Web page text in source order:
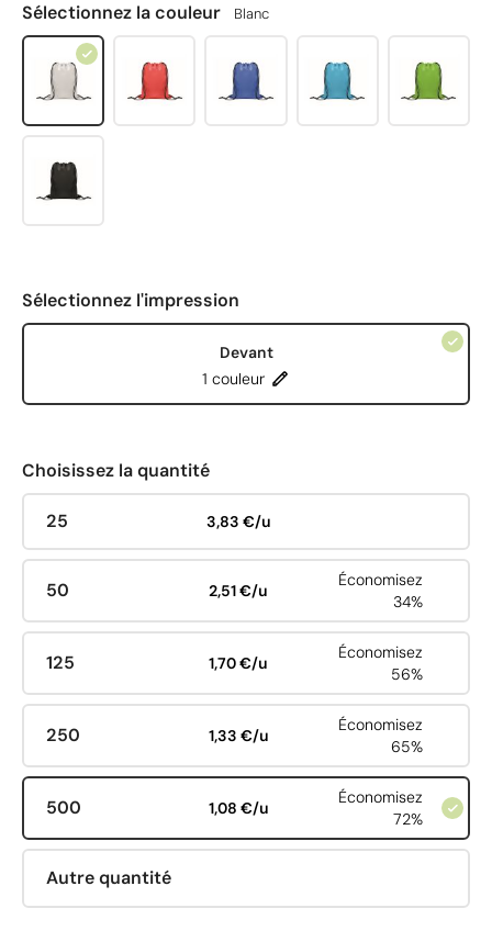
Sélectionnez la couleur Blanc
Sélectionnez l'impression
Devant
1 couleur
Choisissez la quantité
25 3,83 €/u
50 2,51 €/u
Économisez
34%
125 1,70 €/u
Économisez
56%
250 1,33 €/u
Économisez
65%
500 1,08 €/u
Économisez
72%
Autre quantité